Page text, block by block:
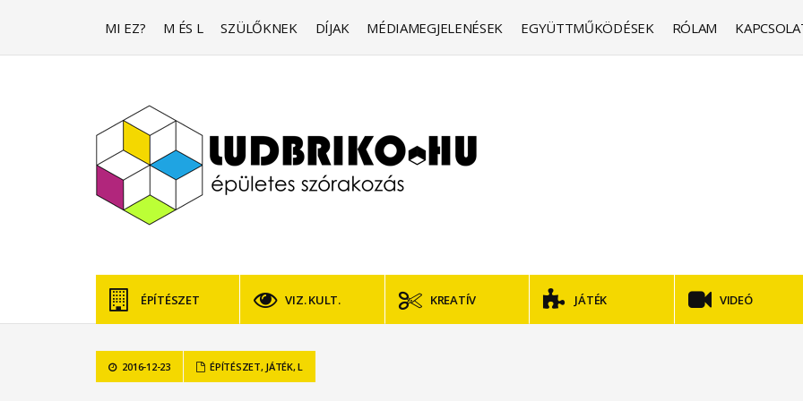
MI EZ? M ÉS L SZÜLŐKNEK DÍJAK MÉDIAMEGJELENÉSEK EGYÜTTMŰKÖDÉSEK RÓLAM
ÉPÍTÉSZET VIZ. KULT. KREATÍV JÁTÉK VIDEÓ
2016-12-23 ÉPÍTÉSZET, JÁTÉK,L